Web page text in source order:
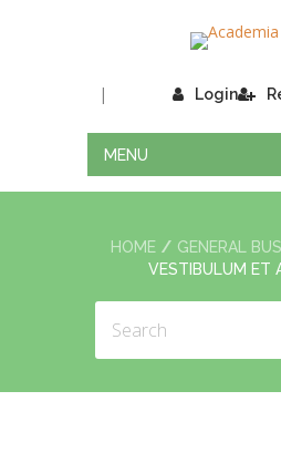
Login
|
MENU
HOME
GENERAL
VESTIBULUM ET